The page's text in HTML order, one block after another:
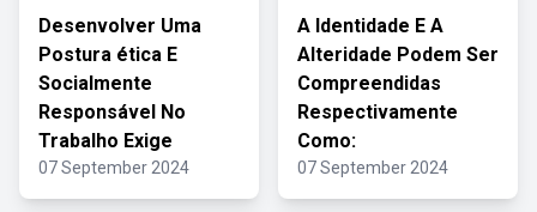
Desenvolver Uma
Postura ética E
Socialmente
Responsável No
Trabalho Exige
07 September 2024
A Identidade E A
Alteridade Podem Ser
Compreendidas
Respectivamente
Como:
07 September 2024